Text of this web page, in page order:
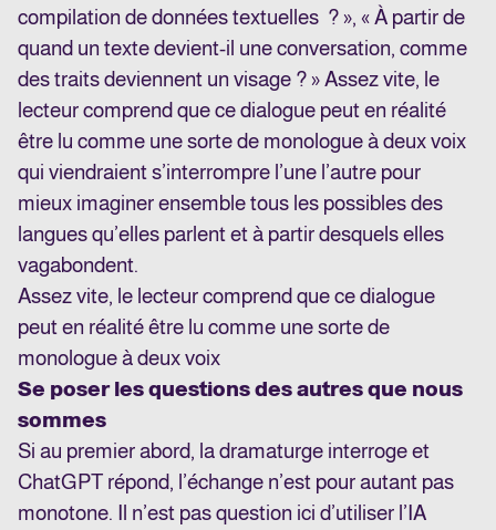
compilation de données textuelles ? », « À partir de
quand un texte devient-il une conversation, comme
des traits deviennent un visage ? » Assez vite, le
lecteur comprend que ce dialogue peut en réalité
être lu comme une sorte de monologue à deux voix
qui viendraient s’interrompre l’une l’autre pour
mieux imaginer ensemble tous les possibles des
langues qu’elles parlent et à partir desquels elles
vagabondent.
Assez vite, le lecteur comprend que ce dialogue
peut en réalité être lu comme une sorte de
monologue à deux voix
Se poser les questions des autres que nous
sommes
Si au premier abord, la dramaturge interroge et
ChatGPT répond, l’échange n’est pour autant pas
monotone. Il n’est pas question ici d’utiliser l’IA